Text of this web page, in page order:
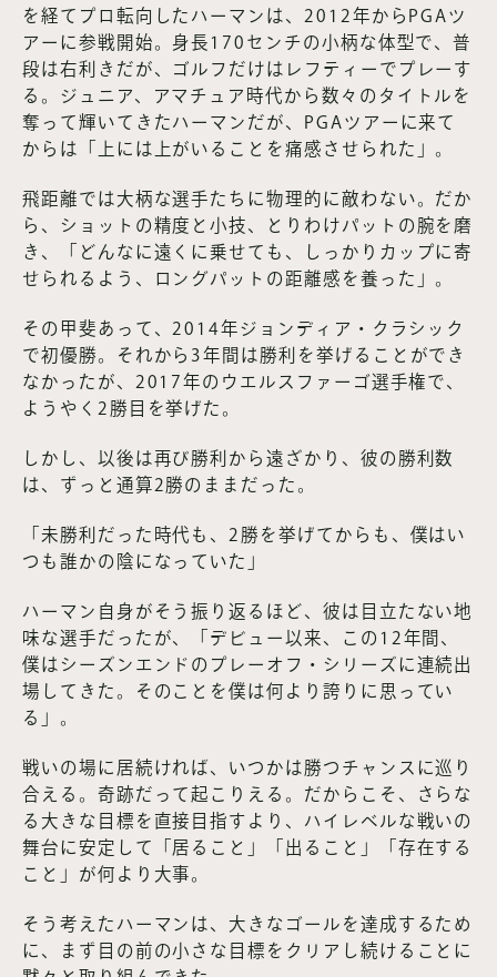
を経てプロ転向したハーマンは、2012年からPGAツ
アーに参戦開始。身長170センチの小柄な体型で、普
段は右利きだが、ゴルフだけはレフティーでプレーす
る。ジュニア、アマチュア時代から数々のタイトルを
奪って輝いてきたハーマンだが、PGAツアーに来て
からは「上には上がいることを痛感させられた」。
飛距離では大柄な選手たちに物理的に敵わない。だか
ら、ショットの精度と小技、とりわけパットの腕を磨
き、「どんなに遠くに乗せても、しっかりカップに寄
せられるよう、ロングパットの距離感を養った」。
その甲斐あって、2014年ジョンディア・クラシック
で初優勝。それから3年間は勝利を挙げることができ
なかったが、2017年のウエルスファーゴ選手権で、
ようやく2勝目を挙げた。
しかし、以後は再び勝利から遠ざかり、彼の勝利数
は、ずっと通算2勝のままだった。
「未勝利だった時代も、2勝を挙げてからも、僕はい
つも誰かの陰になっていた」
ハーマン自身がそう振り返るほど、彼は目立たない地
味な選手だったが、「デビュー以来、この12年間、
僕はシーズンエンドのプレーオフ・シリーズに連続出
場してきた。そのことを僕は何より誇りに思ってい
る」。
戦いの場に居続ければ、いつかは勝つチャンスに巡り
合える。奇跡だって起こりえる。だからこそ、さらな
る大きな目標を直接目指すより、ハイレベルな戦いの
舞台に安定して「居ること」「出ること」「存在する
こと」が何より大事。
そう考えたハーマンは、大きなゴールを達成するため
に、まず目の前の小さな目標をクリアし続けることに